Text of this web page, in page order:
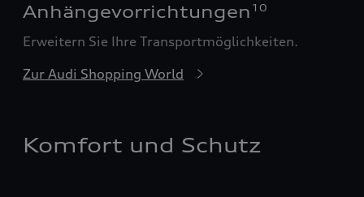
Anhängevorrichtungen 10
Erweitern Sie Ihre Transportmöglichkeiten.
Zur Audi Shopping World
Komfort und Schutz